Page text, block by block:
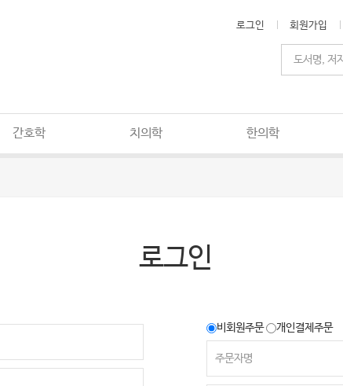
로그인 회원가입
간호학 치의학 한의학
로그인
비회원주문 개인결제주문